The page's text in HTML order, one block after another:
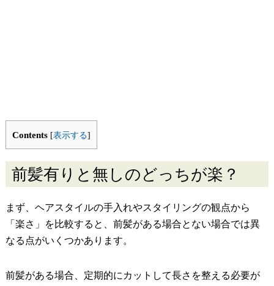
Contents [表示する]
前髪有りと無しのどっちが楽？
まず、ヘアスタイルの手入れやスタイリングの観点から
「楽さ」を比較すると、前髪がある場合とない場合では異
なる点がいくつかあります。
前髪がある場合、定期的にカットして長さを整える必要が